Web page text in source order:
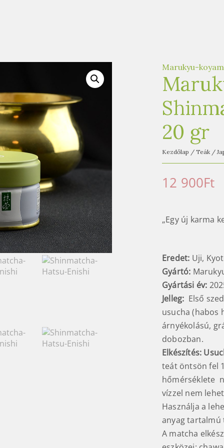
Marukyu-
20 gr
Kezdőlap / Teák /
12 900Ft
„Egy új karma
Eredet: Uji,
Gyártó:
Gyártási év:
Jelleg: Első
usucha (habos
árnyékolású,
dobozban.
Elkészítés:
teát öntsön fel
hőmérséklete
vízzel nem
Használja a
anyag tartalmú
A matcha